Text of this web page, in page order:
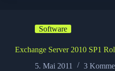
für
Songs
Software
Exchange Server 2010 SP1
5. Mai 2011
3